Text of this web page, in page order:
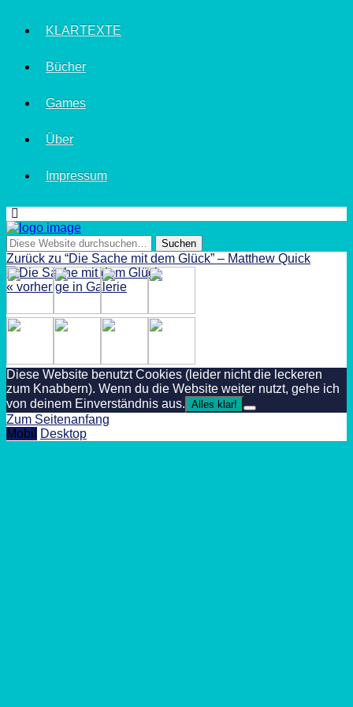
KLARTEXTE
Bücher
Games
Über
Impressum
Zurück zu “Die Sache mit dem Glück” – Matthew Quick
« vorherige in Galerie
Diese Website benutzt Cookies (leider nicht die leckeren
zum Knabbern). Wenn du die Website weiter nutzt, gehe ich
von deinem Einverständnis aus. Alles klar!
Zum Seitenanfang
Mobil
Desktop